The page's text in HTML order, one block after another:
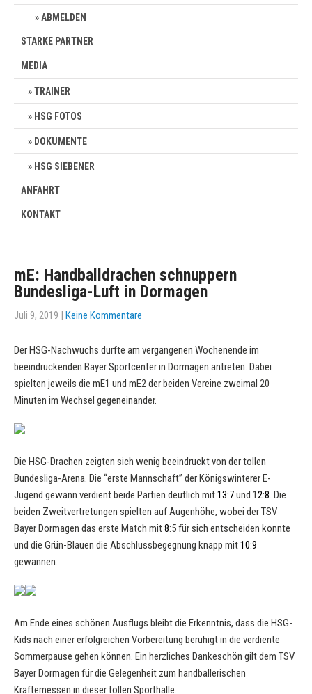
ABMELDEN
STARKE PARTNER
MEDIA
TRAINER
HSG FOTOS
DOKUMENTE
HSG SIEBENER
ANFAHRT
KONTAKT
mE: Handballdrachen schnuppern
Bundesliga-Luft in Dormagen
Juli 9, 2019 | Keine Kommentare
Der HSG-Nachwuchs durfte am vergangenen Wochenende im
beeindruckenden Bayer Sportcenter in Dormagen antreten. Dabei
spielten jeweils die mE1 und mE2 der beiden Vereine zweimal 20
Minuten im Wechsel gegeneinander.
Die HSG-Drachen zeigten sich wenig beeindruckt von der tollen
Bundesliga-Arena. Die “erste Mannschaft” der Königswinterer E-
Jugend gewann verdient beide Partien deutlich mit13:7und 12:8. Die
beiden Zweitvertretungen spielten auf Augenhöhe, wobei der TSV
Bayer Dormagen das erste Match mit8:5 für sich entscheiden konnte
und die Grün-Blauen die Abschlussbegegnung knapp mit10:9
gewannen.
Am Ende eines schönen Ausflugs bleibt die Erkenntnis, dass die HSG-
Kids nach einer erfolgreichen Vorbereitung beruhigt in die verdiente
Sommerpause gehen können. Ein herzliches Dankeschön gilt dem TSV
Bayer Dormagen für die Gelegenheit zum handballerischen
Kräftemessen in dieser tollen Sporthalle.